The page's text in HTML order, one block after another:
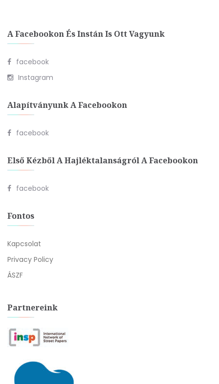
A Facebookon És Instán Is Ott Vagyunk
facebook
Instagram
Alapítványunk A Facebookon
facebook
Első Kézből A Hajléktalanságról A Facebookon
facebook
Fontos
Kapcsolat
Privacy Policy
ÁSZF
Partnereink